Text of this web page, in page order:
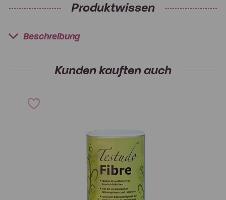
Produktwissen
Beschreibung
Kunden kauften auch